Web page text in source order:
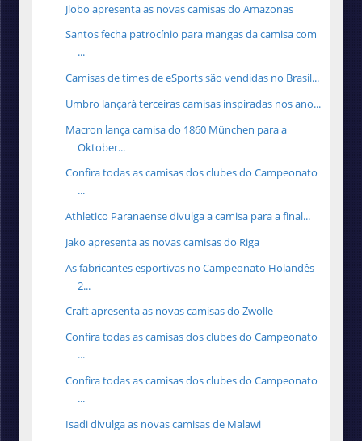
Jlobo apresenta as novas camisas do Amazonas
Santos fecha patrocínio para mangas da camisa com
...
Camisas de times de eSports são vendidas no Brasil...
Umbro lançará terceiras camisas inspiradas nos ano...
Macron lança camisa do 1860 München para a
Oktober...
Confira todas as camisas dos clubes do Campeonato
...
Athletico Paranaense divulga a camisa para a final...
Jako apresenta as novas camisas do Riga
As fabricantes esportivas no Campeonato Holandês
2...
Craft apresenta as novas camisas do Zwolle
Confira todas as camisas dos clubes do Campeonato
...
Confira todas as camisas dos clubes do Campeonato
...
Isadi divulga as novas camisas de Malawi